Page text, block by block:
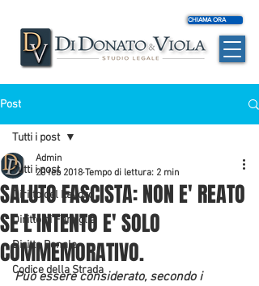
CHIAMA ORA
Post
Tutti i post
Diritto del Lavoro
Diritto di Famiglia
Diritto Penale
Codice della Strada
Tutti i post
SALUTO FASCISTA: NON E' REATO
SE L'INTENTO E' SOLO
COMMEMORATIVO.
Admin
20 feb 2018 Tempo di lettura: 2 min
Può essere considerato, secondo i